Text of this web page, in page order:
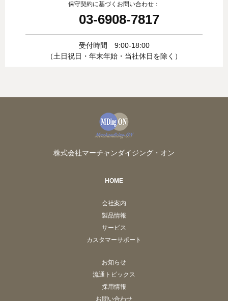
保守契約に基づくお問い合わせ：
03-6908-7817
受付時間 9:00-18:00
（土日祝日・年末年始・当社休日を除く）
株式会社マーチャンダイジング・オン
HOME
会社案内
製品情報
サービス
カスタマーサポート
お知らせ
流通トピックス
採用情報
お問い合わせ